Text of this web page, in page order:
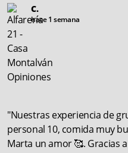
C.
hace 1 semana
"Nuestras experiencia de
personal 10, comida muy
Marta un amor 🥰. Gracias a